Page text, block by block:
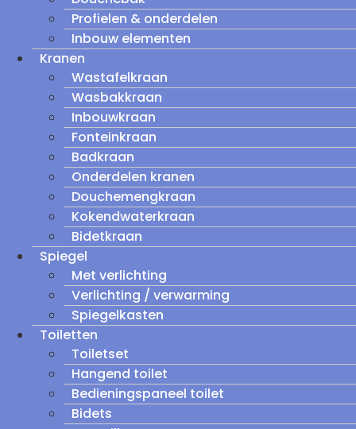
Profielen & onderdelen
Inbouw elementen
Kranen
Wastafelkraan
Wasbakkraan
Inbouwkraan
Fonteinkraan
Badkraan
Onderdelen kranen
Douchemengkraan
Kokendwaterkraan
Bidetkraan
Spiegel
Met verlichting
Verlichting / verwarming
Spiegelkasten
Toiletten
Toiletset
Hangend toilet
Bedieningspaneel toilet
Bidets